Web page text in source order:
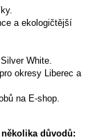
a ekologičtější
White.
okresy Liberec a
na E-shop.
několika důvodů: